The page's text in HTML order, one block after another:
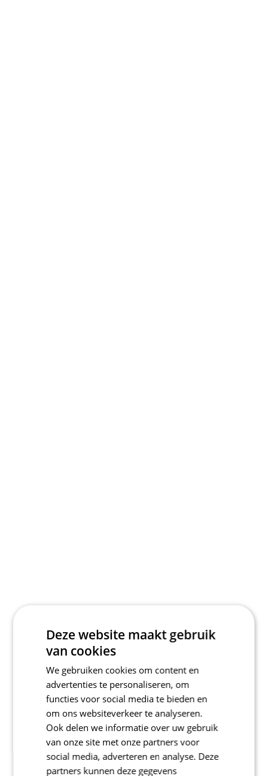
Deze website maakt gebruik
van cookies
We gebruiken cookies om content en
advertenties te personaliseren, om
functies voor social media te bieden en
om ons websiteverkeer te analyseren.
Ook delen we informatie over uw gebruik
van onze site met onze partners voor
social media, adverteren en analyse. Deze
partners kunnen deze gegevens